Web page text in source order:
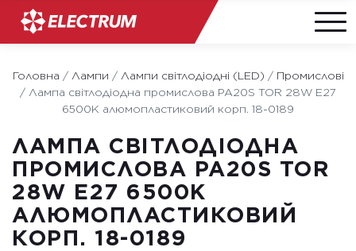
content
Головна / Лампи / Лампи світлодіодні (LED) / Промислові
/ Лампа світлодіодна промислова PA20S TOR 28W E27
6500K алюмопластиковий корп. 18-0189
ЛАМПА СВІТЛОДІОДНА
ПРОМИСЛОВА PA20S TOR
28W E27 6500K
АЛЮМОПЛАСТИКОВИЙ
КОРП. 18-0189